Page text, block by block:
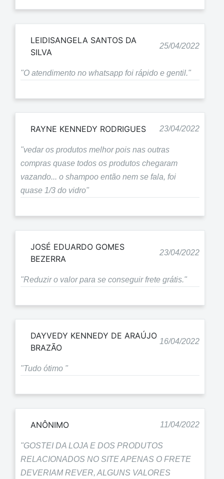
LEIDISANGELA SANTOS DA
SILVA
25/04/2022
"O atendimento no whatsapp foi rápido e gentil."
RAYNE KENNEDY RODRIGUES 23/04/2022
"vedar os produtos melhor pois nas outras
compras quase todos os produtos chegaram
vazando... o shampoo então nem se fala, foi
quase 1/3 do vidro"
JOSÉ EDUARDO GOMES
BEZERRA
23/04/2022
"Reduzir o valor para se conseguir frete grátis."
DAYVEDY KENNEDY DE ARAÚJO
BRAZÃO
16/04/2022
"Tudo ótimo "
ANÔNIMO 11/04/2022
"GOSTEI DA LOJA E DOS PRODUTOS
RELACIONADOS NO SITE APENAS O FRETE
DEVERIAM REVER, ALGUNS VALORES